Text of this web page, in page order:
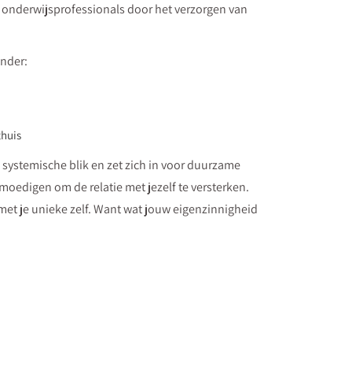
door het verzorgen van
blik en zet zich in voor duurzame
om de relatie met jezelf te versterken.
je unieke zelf. Want wat jouw eigenzinnigheid